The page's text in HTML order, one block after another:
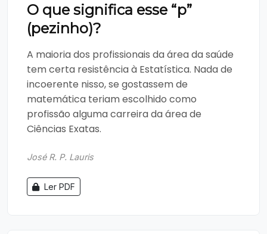
O que significa esse “p”
(pezinho)?
A maioria dos profissionais da área da saúde
tem certa resistência à Estatística. Nada de
incoerente nisso, se gostassem de
matemática teriam escolhido como
profissão alguma carreira da área de
Ciências Exatas.
José R. P. Lauris
Ler PDF